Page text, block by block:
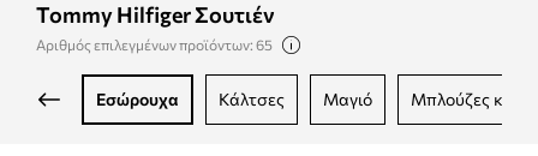
Tommy Hilfiger Σουτιέν
Αριθμός επιλεγμένων προϊόντων: 65
εσώρουχα κάλτσες μαγιό μπλούζες και